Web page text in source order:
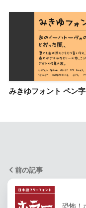
みきゆフォント ペン
前の記事
恐怖！